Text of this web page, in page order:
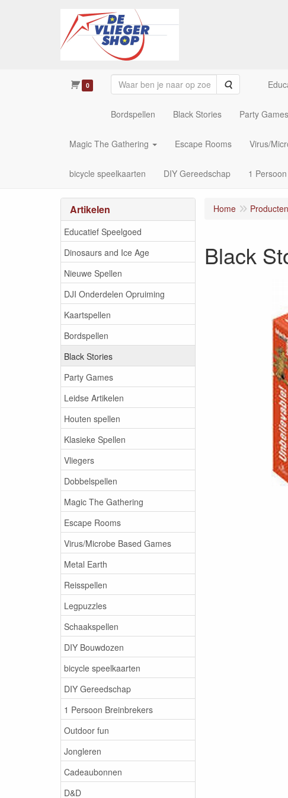
0 Zoeken
Bordspellen Black Stories Party Games
Magic The Gathering Escape Rooms Virus/
bicycle speelkaarten DIY Gereedschap 1
Artikelen
Educatief Speelgoed
Dinosaurs and Ice Age
Nieuwe Spellen
DJI Onderdelen Opruiming
Kaartspellen
Bordspellen
Black Stories
Party Games
Leidse Artikelen
Houten spellen
Klasieke Spellen
Vliegers
Dobbelspellen
Magic The Gathering
Escape Rooms
Virus/Microbe Based Games
Metal Earth
Reisspellen
Legpuzzles
Schaakspellen
DIY Bouwdozen
bicycle speelkaarten
DIY Gereedschap
1 Persoon Breinbrekers
Outdoor fun
Jongleren
Cadeaubonnen
D&D
Home Producten
Black